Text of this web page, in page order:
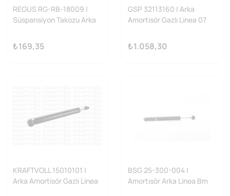
REGUS RG-RB-18009 |
Süspansiyon Takozu Arka
₺169,35
GSP 32113160 | Arka
Amortisör Gazlı Linea 07
₺1.058,30
KRAFTVOLL 15010101 |
Arka Amortisör Gazlı Linea
BSG 25-300-004 |
Amortısör Arka Linea Bm